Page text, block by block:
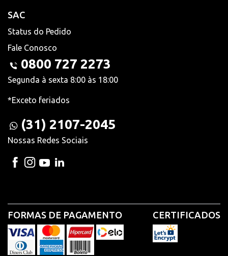
SAC
Status do Pedido
Fale Conosco
0800 727 2273
Segunda à sexta 8:00 às 18:00
*Exceto feriados
(31) 2107-2045
Nossas Redes Sociais
FORMAS DE PAGAMENTO CERTIFICADOS